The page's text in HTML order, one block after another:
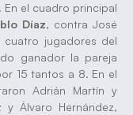
el cuadro principal
Díaz, contra José
cuatro jugadores del
ganador la pareja
15 tantos a 8. En el
Adrián Martín y
Álvaro Hernández,